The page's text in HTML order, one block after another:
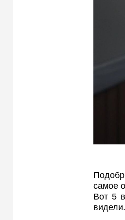
самое
Вот 5
видели.